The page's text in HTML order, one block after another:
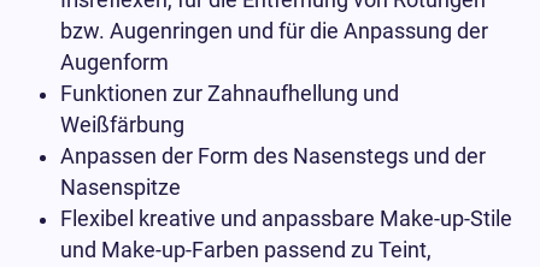
bzw. Augenringen und für die Anpassung der
Augenform
Funktionen zur Zahnaufhellung und
Weißfärbung
Anpassen der Form des Nasenstegs und der
Nasenspitze
Flexibel kreative und anpassbare Make-up-Stile
und Make-up-Farben passend zu Teint,